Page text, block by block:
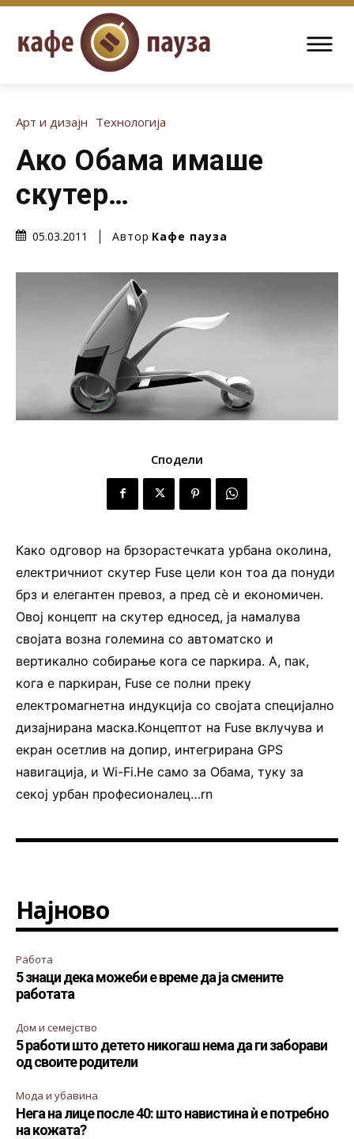
Арт и дизајн Технологија
Ако Обама имаше
скутер…
05.03.2011 Автор Кафе пауза
Сподели
Како одговор на брзорастечката урбана околина,
електричниот скутер Fuse цели кон тоа да понуди
брз и елегантен превоз, а пред сè и економичен.
Овој концепт на скутер едносед, ја намалува
својата возна големина со автоматско и
вертикално собирање кога се паркира. А, пак,
кога е паркиран, Fuse се полни преку
електромагнетна индукција со својата специјално
дизајнирана маска.Концептот на Fuse вклучува и
екран осетлив на допир, интегрирана GPS
навигација, и Wi-Fi.Не само за Обама, туку за
секој урбан професионалец…rn
Најново
Работа
5 знаци дека можеби е време да ја смените
работата
Дом и семејство
5 работи што детето никогаш нема да ги заборави
од своите родители
Мода и убавина
Нега на лице после 40: што навистина ѝ е потребно
на кожата?